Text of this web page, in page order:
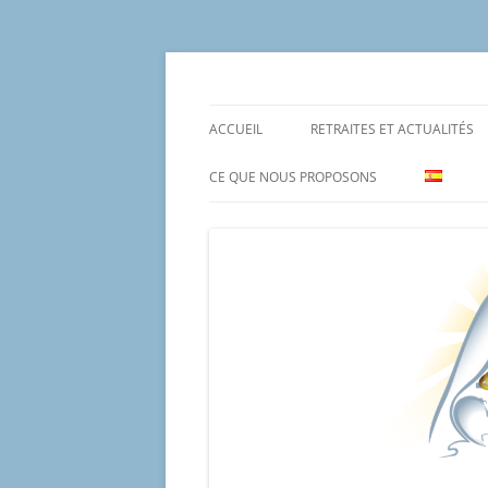
Aller
ACCUEIL RETRAITES ET ACTUALITÉS
CE QUE NOUS PROPOSONS